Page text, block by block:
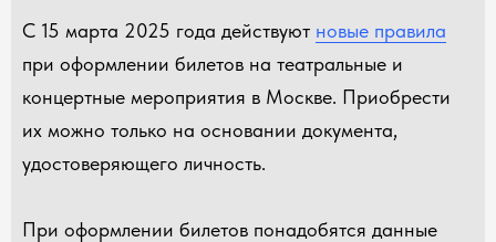
С 15 марта 2025 года действуют новые правила
при оформлении билетов на театральные и
концертные мероприятия в Москве. Приобрести
их можно только на основании документа,
удостоверяющего личность.
При оформлении билетов понадобятся данные